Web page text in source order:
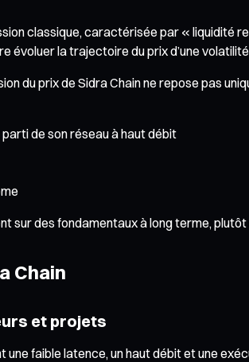
classique, caractérisée par « liquidité
évoluer la trajectoire du prix d’une
du prix de Sidra Chain ne repose pas
de son réseau à haut débit
sur des fondamentaux à long terme,
Chain
et projets
faible latence, un haut débit et une